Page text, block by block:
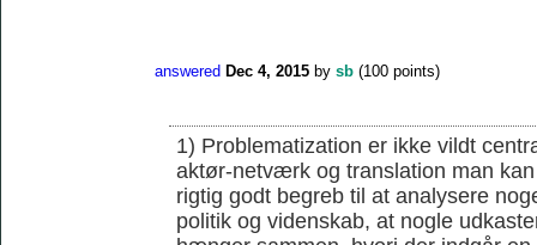
answered Dec 4, 2015 by sb (100 points)
1) Problematization er ikke vildt
aktør-netværk og translation man
rigtig godt begreb til at analysere
politik og videnskab, at nogle